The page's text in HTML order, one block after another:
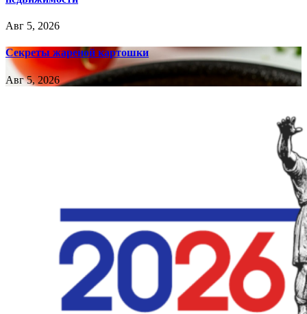
Авг 5, 2026
Секреты жареной картошки
Авг 5, 2026